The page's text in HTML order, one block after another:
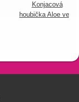
Konjacová
houbička Aloe vera